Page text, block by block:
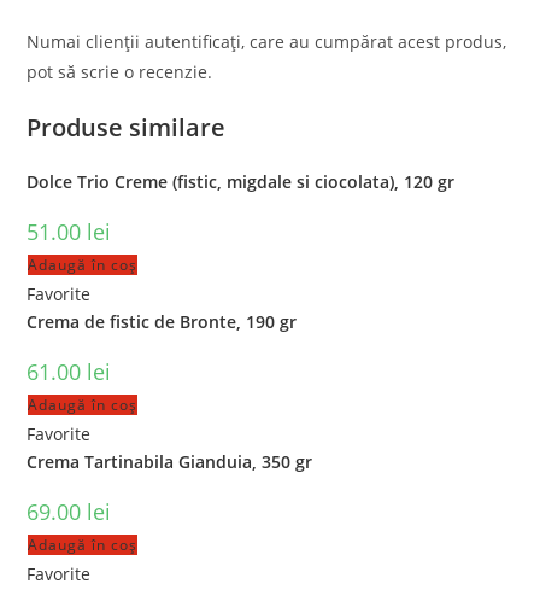
Numai clienții autentificați, care au cumpărat acest produs,
pot să scrie o recenzie.
Produse similare
Dolce Trio Creme (fistic, migdale si ciocolata), 120 gr
51.00 lei
Adaugă în coș
Favorite
Crema de fistic de Bronte, 190 gr
61.00 lei
Adaugă în coș
Favorite
Crema Tartinabila Gianduia, 350 gr
69.00 lei
Adaugă în coș
Favorite